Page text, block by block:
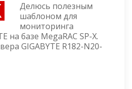
Делюсь полезным
шаблоном для
мониторинга
на базе MegaRAC SP-X.
GIGABYTE R182-N20-